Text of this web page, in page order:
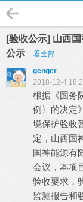
[验收公示] 山西
公示
看全部
genger
2018-12-4
根据《国务
例〉的决定
境保护验收
定， 山西国
国神能源有
会议，本项
验收要求，
监测报告和